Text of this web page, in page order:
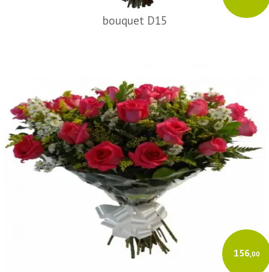
bouquet D15
156,00